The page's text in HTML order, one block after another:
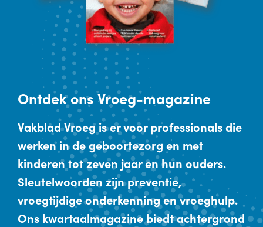
Ontdekons Vroeg-magazine
Vakblad Vroeg is er voor professionals die
werken in de geboortezorg en met
kinderen tot zeven jaar en hun ouders.
Sleutelwoorden zijn preventie,
vroegtijdige onderkenning en vroeghulp.
Ons kwartaalmagazine biedt achtergrond